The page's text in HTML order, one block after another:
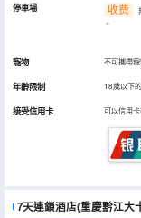
停車場 收费
。
寵物 不可攜帶寵
年齡限制 18歲以下
接受信用卡 可以信用
7天連鎖酒店(重慶黔江大